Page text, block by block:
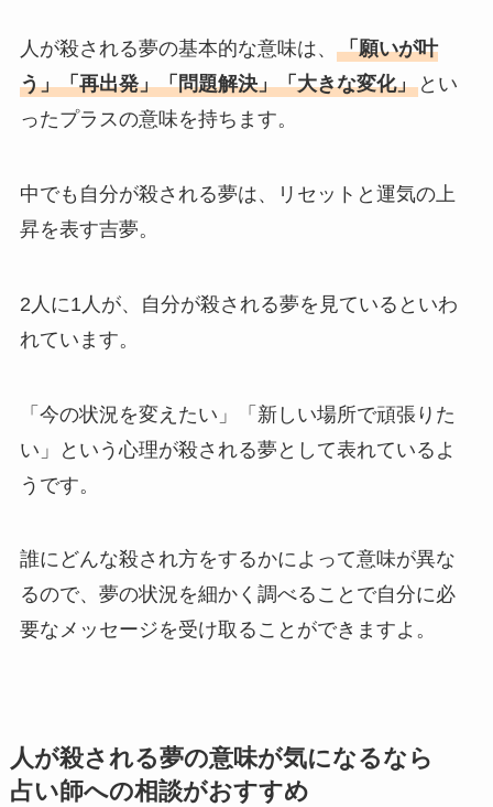
人が殺される夢の基本的な意味は、 「願いが叶
う」「再出発」「問題解決」「大きな変化」とい
ったプラスの意味を持ちます。
中でも自分が殺される夢は、リセットと運気の上
昇を表す吉夢。
2人に1人が、自分が殺される夢を見ているといわ
れています。
「今の状況を変えたい」「新しい場所で頑張りた
い」という心理が殺される夢として表れているよ
うです。
誰にどんな殺され方をするかによって意味が異な
るので、夢の状況を細かく調べることで自分に必
要なメッセージを受け取ることができますよ。
人が殺される夢の意味が気になるなら
占い師への相談がおすすめ